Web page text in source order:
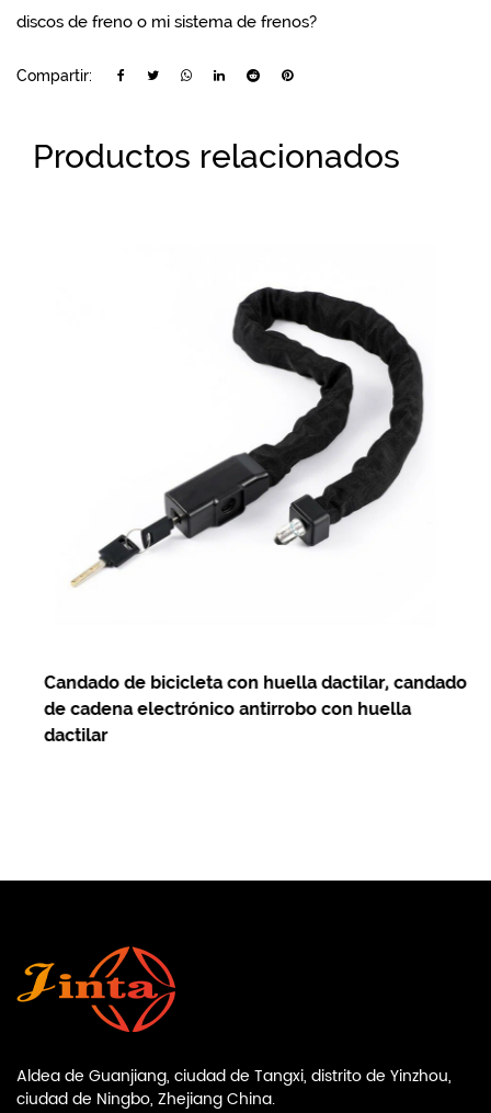
discos de freno o mi sistema de frenos?
Compartir:
Productos relacionados
Candado de bicicleta con huella dactilar, candado
de cadena electrónico antirrobo con huella
dactilar
Aldea de Guanjiang, ciudad de Tangxi, distrito de Yinzhou,
ciudad de Ningbo, Zhejiang China.